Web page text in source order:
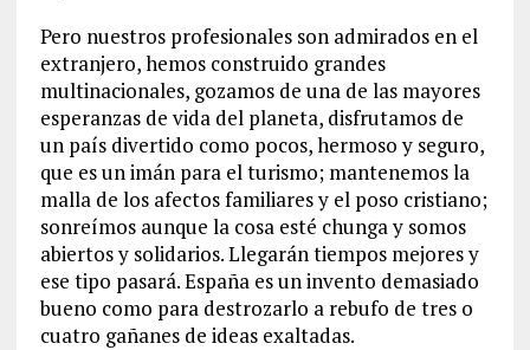
Pero nuestros profesionales son admirados en el
extranjero, hemos construido grandes
multinacionales, gozamos de una de las mayores
esperanzas de vida del planeta, disfrutamos de
un país divertido como pocos, hermoso y seguro,
que es un imán para el turismo; mantenemos la
malla de los afectos familiares y el poso cristiano;
sonreímos aunque la cosa esté chunga y somos
abiertos y solidarios. Llegarán tiempos mejores y
ese tipo pasará. España es un invento demasiado
bueno como para destrozarlo a rebufo de tres o
cuatro gañanes de ideas exaltadas.